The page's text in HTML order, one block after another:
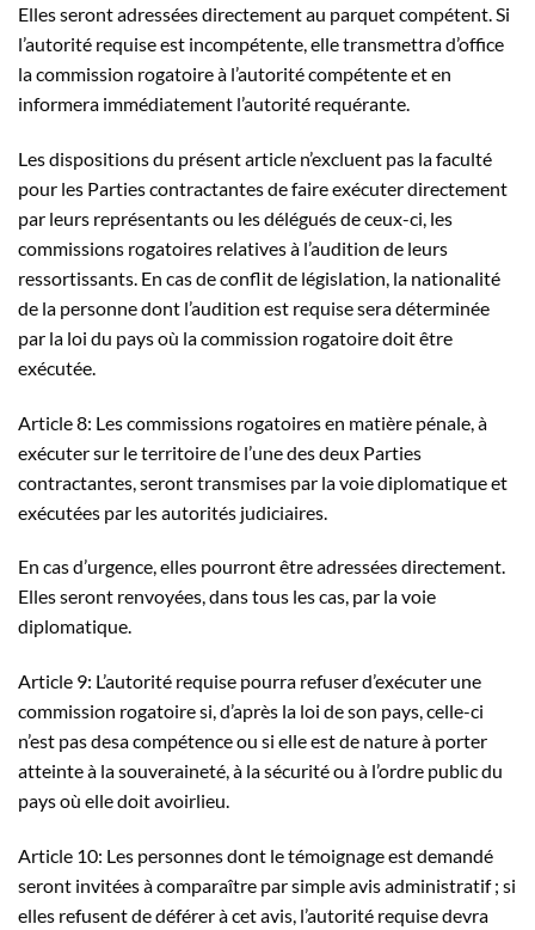
Elles seront adressées directement au parquet compétent. Si
l’autorité requise est incompétente, elle transmettra d’office
la commission rogatoire à l’autorité compétente et en
informera immédiatement l’autorité requérante.
Les dispositions du présent article n’excluent pas la faculté
pour les Parties contractantes de faire exécuter directement
par leurs représentants ou les délégués de ceux-ci, les
commissions rogatoires relatives à l’audition de leurs
ressortissants. En cas de conflit de législation, la nationalité
de la personne dont l’audition est requise sera déterminée
par la loi du pays où la commission rogatoire doit être
exécutée.
Article 8: Les commissions rogatoires en matière pénale, à
exécuter sur le territoire de l’une des deux Parties
contractantes, seront transmises par la voie diplomatique et
exécutées par les autorités judiciaires.
En cas d’urgence, elles pourront être adressées directement.
Elles seront renvoyées, dans tous les cas, par la voie
diplomatique.
Article 9: L’autorité requise pourra refuser d’exécuter une
commission rogatoire si, d’après la loi de son pays, celle-ci
n’est pas desa compétence ou si elle est de nature à porter
atteinte à la souveraineté, à la sécurité ou à l’ordre public du
pays où elle doit avoirlieu.
Article 10: Les personnes dont le témoignage est demandé
seront invitées à comparaître par simple avis administratif ; si
elles refusent de déférer à cet avis, l’autorité requise devra